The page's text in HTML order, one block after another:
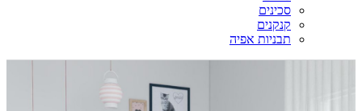
סכינים
קנקנים
תבניות אפיה